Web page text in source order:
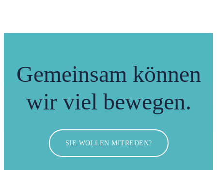
Gemeinsam können
wir viel bewegen.
SIE WOLLEN MITREDEN?